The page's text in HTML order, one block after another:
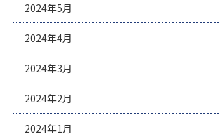
2024年5月
2024年4月
2024年3月
2024年2月
2024年1月